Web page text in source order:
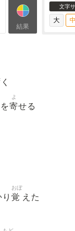
結果
文字
を寄
よ
せる
覚
おぼ
えた